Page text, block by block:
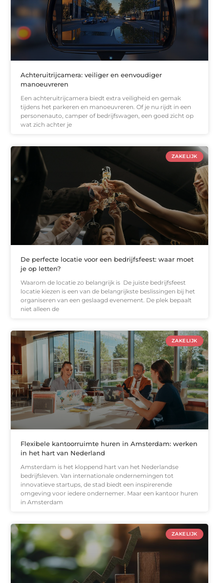
Achteruitrijcamera: veiliger en eenvoudiger
manoeuvreren
Een achteruitrijcamera biedt extra veiligheid en gemak
tijdens het parkeren en manoeuvreren. Of je nu rijdt in een
personenauto, camper of bedrijfswagen, een goed zicht op
wat zich achter je
ZAKELIJK
De perfecte locatie voor een bedrijfsfeest: waar moet
je op letten?
Waarom de locatie zo belangrijk is De juiste bedrijfsfeest
locatie kiezen is een van de belangrijkste beslissingen bij het
organiseren van een geslaagd evenement. De plek bepaalt
niet alleen de
ZAKELIJK
Flexibele kantoorruimte huren in Amsterdam: werken
in het hart van Nederland
Amsterdam is het kloppend hart van het Nederlandse
bedrijfsleven. Van internationale ondernemingen tot
innovatieve startups, de stad biedt een inspirerende
omgeving voor iedere ondernemer. Maar een kantoor huren
in Amsterdam
ZAKELIJK